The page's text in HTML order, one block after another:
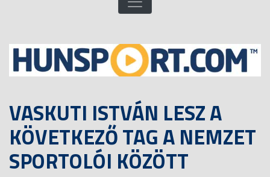
VASKUTI ISTVÁN LESZ A
KÖVETKEZŐ TAG A NEMZET
SPORTOLÓI KÖZÖTT